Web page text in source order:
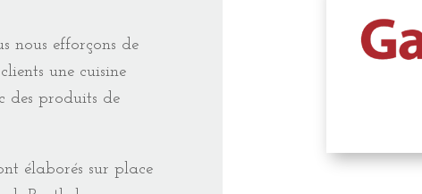
nous efforçons de
une cuisine
des produits de
élaborés sur place